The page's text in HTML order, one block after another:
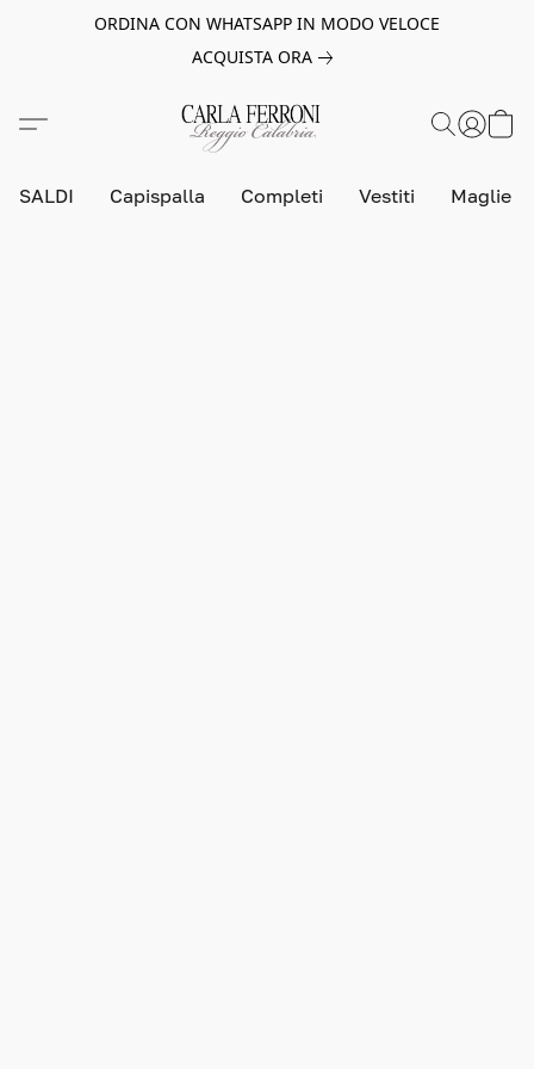
ORDINA CON WHATSAPP IN MODO VELOCE
ACQUISTA ORA
SALDI Capispalla Completi Vestiti Maglie e